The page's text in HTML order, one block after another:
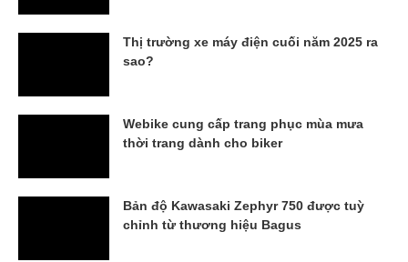
Thị trường xe máy điện cuối năm 2025 ra
sao?
Webike cung cấp trang phục mùa mưa
thời trang dành cho biker
Bản độ Kawasaki Zephyr 750 được tuỳ
chỉnh từ thương hiệu Bagus